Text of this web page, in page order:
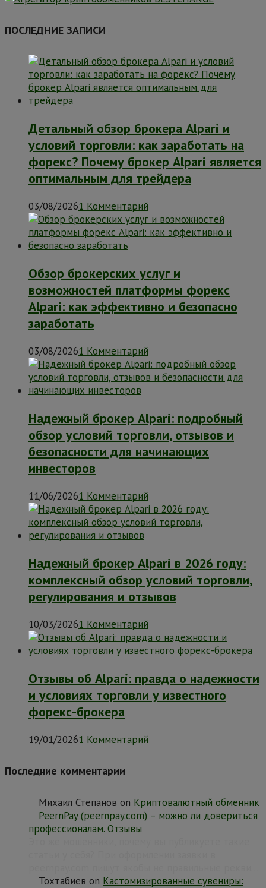
ПОСЛЕДНИЕ ЗАПИСИ
Детальный обзор брокера Alpari и
условий торговли: как заработать на
форекс? Почему брокер Alpari является
оптимальным для трейдера
03/08/20261 Комментарий
Обзор брокерских услуг и
возможностей платформы форекс
Alpari: как эффективно и безопасно
заработать
03/08/20261 Комментарий
Надежный брокер Alpari: подробный
обзор условий торговли, отзывов и
безопасности для начинающих
инвесторов
11/06/20261 Комментарий
Надежный брокер Alpari в 2026 году:
комплексный обзор условий торговли,
регулирования и отзывов
10/03/20261 Комментарий
Отзывы об Alpari: правда о надежности
и условиях торговли у известного
форекс-брокера
19/01/20261 Комментарий
Последние комментарии
Михаил Степанов on Криптовалютный обменник
PeernPay (peernpay.com) – можно ли довериться
профессионалам. Отзывы
Тохтабиев on Кастомизированные сувениры: